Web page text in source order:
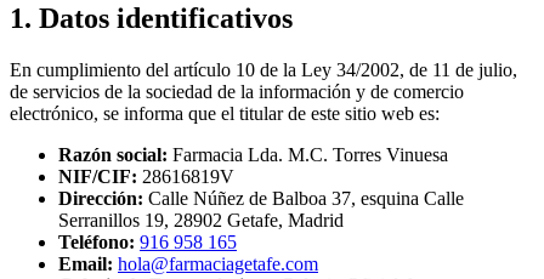
1. Datos identificativos
En cumplimiento del artículo 10 de la Ley 34/2002, de 11 de julio,
de servicios de la sociedad de la información y de comercio
electrónico, se informa que el titular de este sitio web es:
Razón social: Farmacia Lda. M.C. Torres Vinuesa
NIF/CIF: 28616819V
Dirección: Calle Núñez de Balboa 37, esquina Calle
Serranillos 19, 28902 Getafe, Madrid
Teléfono: 916 958 165
Email: hola@farmaciagetafe.com